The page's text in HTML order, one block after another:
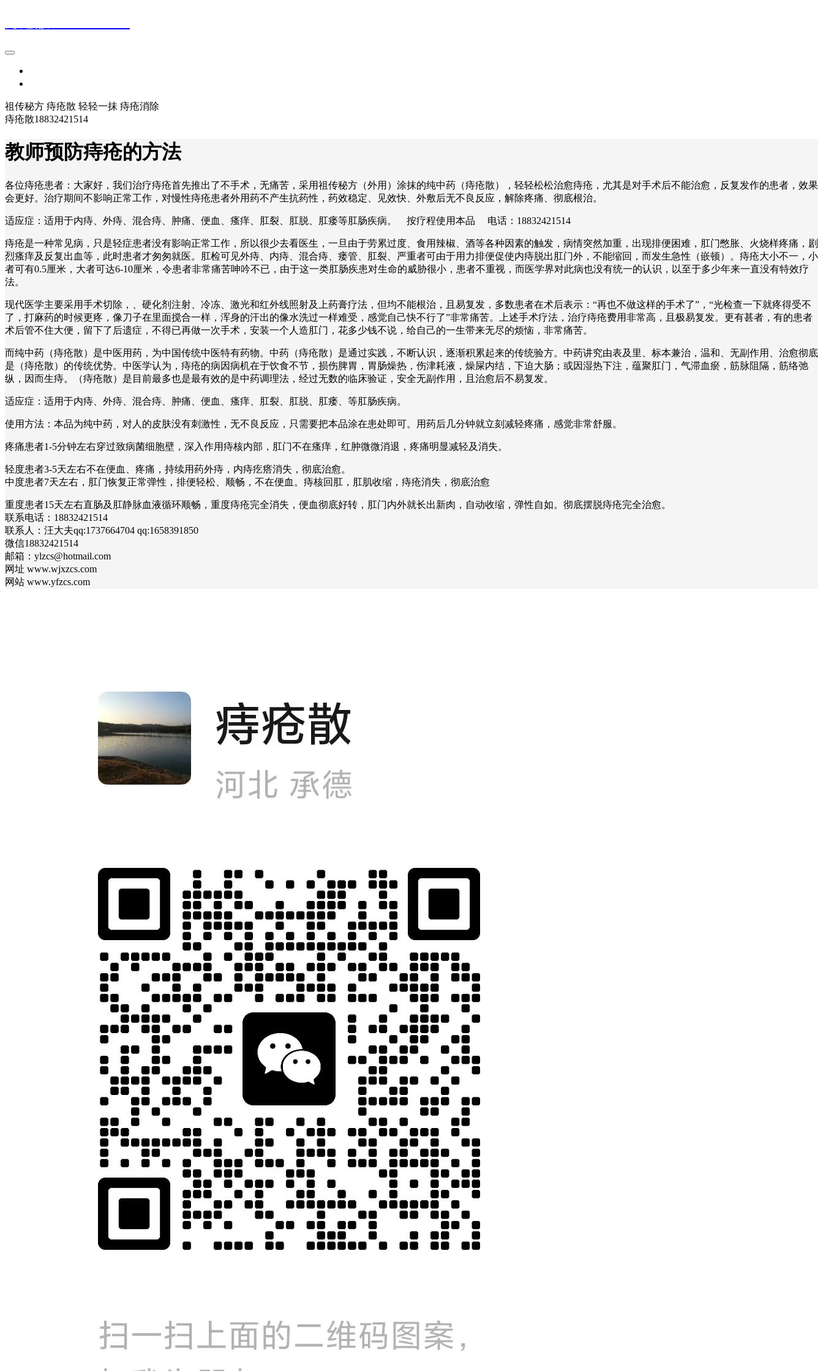
祖传秘方 痔疮散 轻轻一抹 痔疮消除
痔疮散18832421514
教师预防痔疮的方法
各位痔疮患者：大家好，我们治疗痔疮首先推出了不手术，无痛苦，采用祖传秘方（外用）涂抹的纯中药（痔疮散），轻轻松松治愈痔疮，尤其是对手术后不能治愈，反复发作的患者，效果
会更好。治疗期间不影响正常工作，对慢性痔疮患者外用药不产生抗药性，药效稳定、见效快、外敷后无不良反应，解除疼痛、彻底根治。
适应症：适用于内痔、外痔、混合痔、肿痛、便血、瘙痒、肛裂、肛脱、肛瘘等肛肠疾病。 按疗程使用本品 电话：18832421514
痔疮是一种常见病，只是轻症患者没有影响正常工作，所以很少去看医生，一旦由于劳累过度、食用辣椒、酒等各种因素的触发，病情突然加重，出现排便困难，肛门憋胀、火烧样疼痛，剧
烈瘙痒及反复出血等，此时患者才匆匆就医。肛检可见外痔、内痔、混合痔、瘘管、肛裂、严重者可由于用力排便促使内痔脱出肛门外，不能缩回，而发生急性（嵌顿）。痔疮大小不一，小
者可有0.5厘米，大者可达6-10厘米，令患者非常痛苦呻吟不已，由于这一类肛肠疾患对生命的威胁很小，患者不重视，而医学界对此病也没有统一的认识，以至于多少年来一直没有特效疗
法。
现代医学主要采用手术切除，、硬化剂注射、冷冻、激光和红外线照射及上药膏疗法，但均不能根治，且易复发，多数患者在术后表示：“再也不做这样的手术了”，“光检查一下就疼得受不
了，打麻药的时候更疼，像刀子在里面搅合一样，浑身的汗出的像水洗过一样难受，感觉自己快不行了”非常痛苦。上述手术疗法，治疗痔疮费用非常高，且极易复发。更有甚者，有的患者
术后管不住大便，留下了后遗症，不得已再做一次手术，安装一个人造肛门，花多少钱不说，给自己的一生带来无尽的烦恼，非常痛苦。
而纯中药（痔疮散）是中医用药，为中国传统中医特有药物。中药（痔疮散）是通过实践，不断认识，逐渐积累起来的传统验方。中药讲究由表及里、标本兼治，温和、无副作用、治愈彻底
是（痔疮散）的传统优势。中医学认为，痔疮的病因病机在于饮食不节，损伤脾胃，胃肠燥热，伤津耗液，燥屎内结，下迫大肠；或因湿热下注，蕴聚肛门，气滞血瘀，筋脉阻隔，筋络弛
纵，因而生痔。（痔疮散）是目前最多也是最有效的是中药调理法，经过无数的临床验证，安全无副作用，且治愈后不易复发。
适应症：适用于内痔、外痔、混合痔、肿痛、便血、瘙痒、肛裂、肛脱、肛瘘、等肛肠疾病。
使用方法：本品为纯中药，对人的皮肤没有刺激性，无不良反应，只需要把本品涂在患处即可。用药后几分钟就立刻减轻疼痛，感觉非常舒服。
疼痛患者1-5分钟左右穿过致病菌细胞壁，深入作用痔核内部，肛门不在瘙痒，红肿微微消退，疼痛明显减轻及消失。
轻度患者3-5天左右不在便血、疼痛，持续用药外痔，内痔疙瘩消失，彻底治愈。
中度患者7天左右，肛门恢复正常弹性，排便轻松、顺畅，不在便血。痔核回肛，肛肌收缩，痔疮消失，彻底治愈
重度患者15天左右直肠及肛静脉血液循环顺畅，重度痔疮完全消失，便血彻底好转，肛门内外就长出新肉，自动收缩，弹性自如。彻底摆脱痔疮完全治愈。
联系电话：18832421514
联系人：汪大夫qq:1737664704 qq:1658391850
微信18832421514
邮箱：ylzcs@hotmail.com
网址 www.wjxzcs.com
网站 www.yfzcs.com